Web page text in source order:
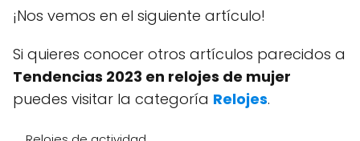
¡Nos vemos en el siguiente artículo!
Si quieres conocer otros artículos parecidos a
Tendencias 2023 en relojes de mujer
puedes visitar la categoría Relojes.